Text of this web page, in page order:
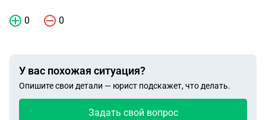
0 0
У вас похожая ситуация?
Опишите свои детали — юрист подскажет, что делать.
Задать свой вопрос